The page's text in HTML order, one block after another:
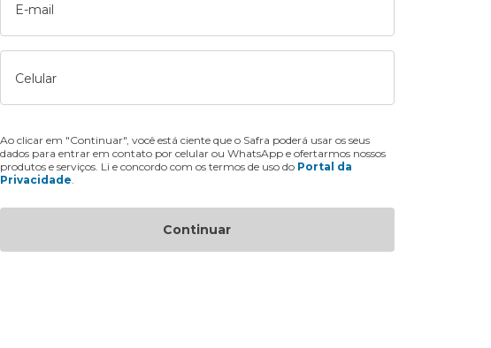
E-mail
Celular
Ao clicar em "Continuar", você está ciente que o Safra poderá usar os seus
dados para entrar em contato por celular ou WhatsApp e ofertarmos nossos
produtos e serviços. Li e concordo com os termos de uso do Portal da
Privacidade
Continuar